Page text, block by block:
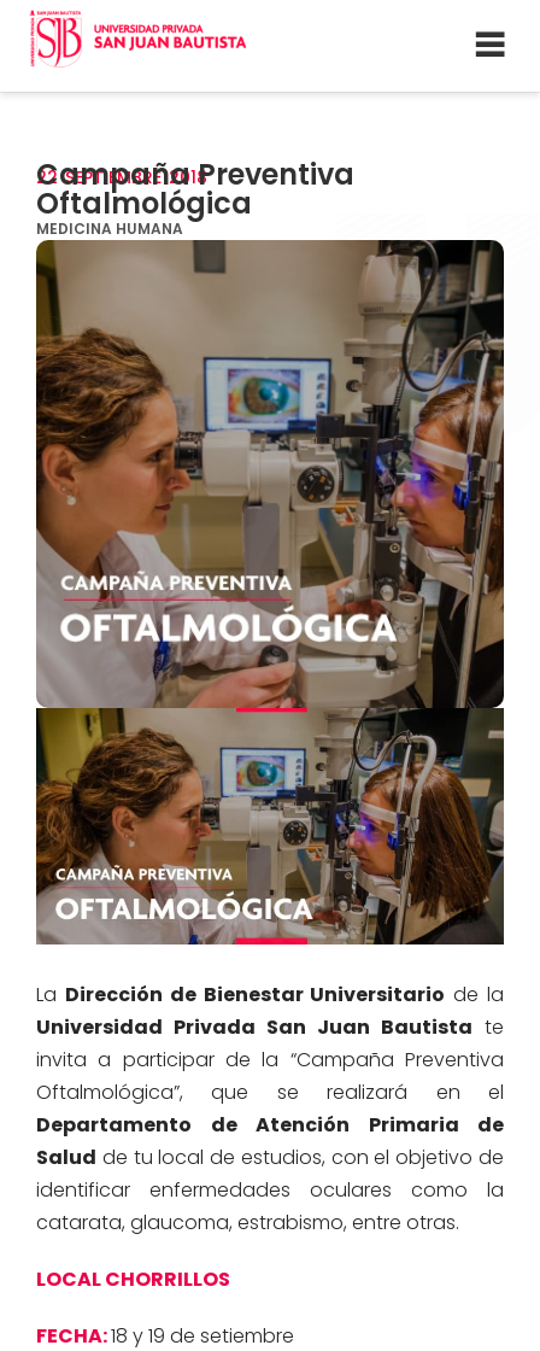
22 SEPTIEMBRE 2018
Campaña Preventiva
Oftalmológica
MEDICINA HUMANA
La Dirección de Bienestar Universitario de la
Universidad Privada San Juan Bautista te
invita a participar de la “Campaña Preventiva
Oftalmológica”, que se realizará en el
Departamento de Atención Primaria de
Salud de tu local de estudios, con el objetivo de
identificar enfermedades oculares como la
catarata, glaucoma, estrabismo, entre otras.
LOCAL CHORRILLOS
FECHA:18 y 19 de setiembre